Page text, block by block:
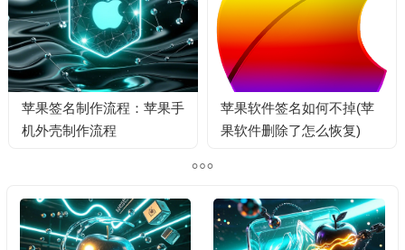
苹果签名制作流程：苹果手
机外壳制作流程
苹果软件签名如何不掉(苹
果软件删除了怎么恢复)